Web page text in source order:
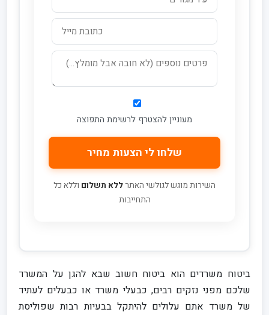
מעוניין להצטרף לרשימת התפוצה
השירות מוגש לגולשי האתרללא תשלום וללא כל
התחייבות
ביטוח משרדים הוא ביטוח חשוב שבא להגן על המשרד
שלכם מפני נזקים רבים, כבעלי משרד או כבעלים לעתיד
של משרד אתם עלולים להיתקל בבעיות רבות שפוליסת